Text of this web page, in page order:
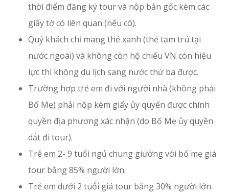
thời điểm đăng ký tour và nộp bản gốc kèm các
giấy tờ có liên quan (nếu có).
Quý khách chỉ mang thẻ xanh (thẻ tạm trú tại
nước ngoài) và không còn hộ chiếu VN còn hiệu
lực thì không du lịch sang nước thứ ba được.
Trường hợp trẻ em đi với người nhà (không phải
Bố Mẹ) phải nộp kèm giấy ủy quyến được chính
quyền địa phương xác nhận (do Bố Mẹ ủy quyền
dắt đi tour).
Trẻ em 2- 9 tuổi ngủ chung giường với bố mẹ giá
tour bằng 85% người lớn.
Trẻ em dưới 2 tuổi giá tour bằng 30% người lớn.